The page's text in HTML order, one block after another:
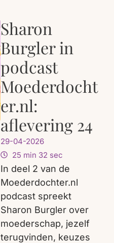
Sharon
Burgler in
podcast
Moederdocht
er.nl:
aflevering 24
29-04-2026
25 min 32 sec
In deel 2 van de
Moederdochter.nl
podcast spreekt
Sharon Burgler over
moederschap, jezelf
terugvinden, keuzes